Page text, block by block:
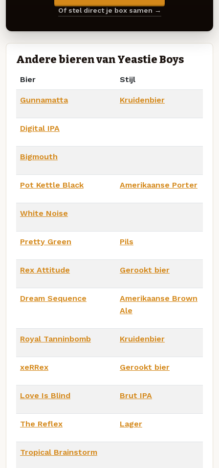
Of stel direct je box samen →
Andere bieren van Yeastie Boys
Bier Stijl
Gunnamatta Kruidenbier
Digital IPA
Bigmouth
Pot Kettle Black Amerikaanse Porter
White Noise
Pretty Green Pils
Rex Attitude Gerookt bier
Dream Sequence
Amerikaanse Brown
Ale
Royal Tanninbomb Kruidenbier
xeRRex Gerookt bier
Love Is Blind Brut IPA
The Reflex Lager
Tropical Brainstorm